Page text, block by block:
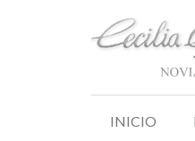
INICIO